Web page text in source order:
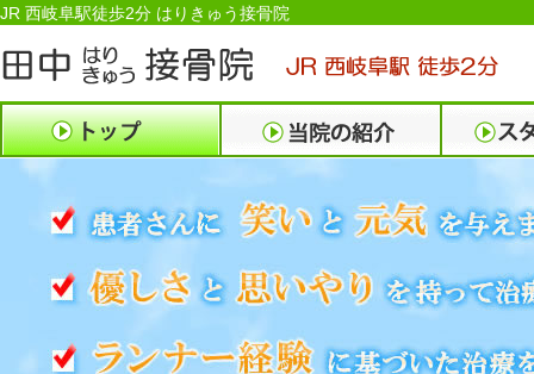
JR 西岐阜駅徒歩2分 はりきゅう接骨院